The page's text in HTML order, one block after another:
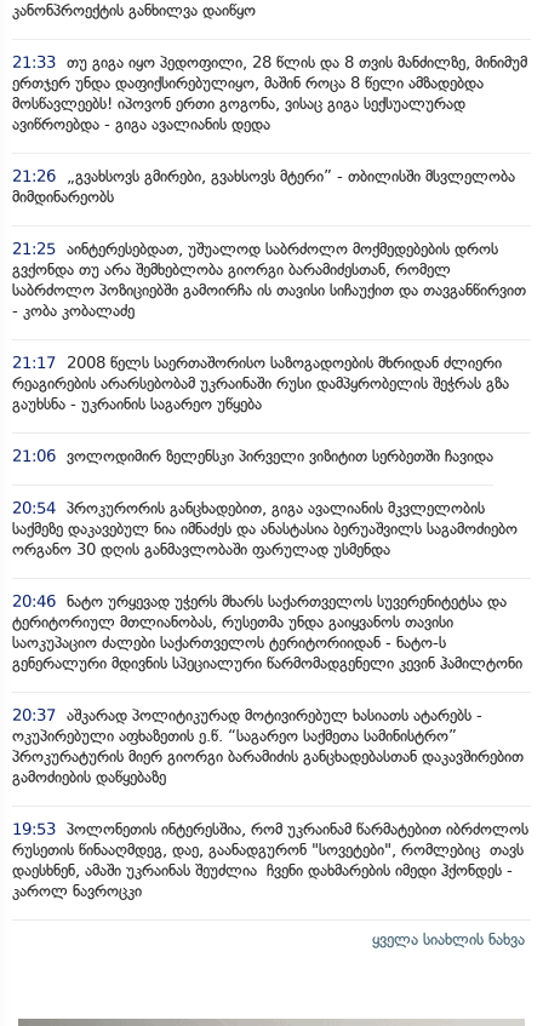
კანონპროექტის განხილვა დაიწყო
21:33 თუ გიგა იყო პედოფილი, 28 წლის და 8 თვის მანძილზე, მინიმუმ
ერთჯერ უნდა დაფიქსირებულიყო, მაშინ როცა 8 წელი ამზადებდა
მოსწავლეებს! იპოვონ ერთი გოგონა, ვისაც გიგა სექსუალურად
ავიწროებდა - გიგა ავალიანის დედა
21:26
„გვახსოვს გმირები, გვახსოვს მტერი” - თბილისში მსვლელობა
მიმდინარეობს
21:25 აინტერესებდათ, უშუალოდ საბრძოლო მოქმედებების დროს
გვქონდა თუ არა შემხებლობა გიორგი ბარამიძესთან, რომელ
საბრძოლო პოზიციებში გამოირჩა ის თავისი სიჩაუქით და თავგანწირვით
- კობა კობალაძე
21:17
2008 წელს საერთაშორისო საზოგადოების მხრიდან ძლიერი
რეაგირების არარსებობამ უკრაინაში რუსი დამპყრობელის შეჭრას გზა
გაუხსნა - უკრაინის საგარეო უწყება
21:06 ვოლოდიმირ ზელენსკი პირველი ვიზიტით სერბეთში ჩავიდა
20:54 პროკურორის განცხადებით, გიგა ავალიანის მკვლელობის
საქმეზე დაკავებულ ნია იმნაძეს და ანასტასია ბერუაშვილს საგამოძიებო
ორგანო 30 დღის განმავლობაში ფარულად უსმენდა
20:46 ნატო ურყევად უჭერს მხარს საქართველოს სუვერენიტეტსა და
ტერიტორიულ მთლიანობას, რუსეთმა უნდა გაიყვანოს თავისი
საოკუპაციო ძალები საქართველოს ტერიტორიიდან - ნატო-ს
გენერალური მდივნის სპეციალური წარმომადგენელი კევინ ჰამილტონი
20:37 აშკარად პოლიტიკურად მოტივირებულ ხასიათს ატარებს -
ოკუპირებული აფხაზეთის ე.წ. “საგარეო საქმეთა სამინისტრო”
პროკურატურის მიერ გიორგი ბარამიძის განცხადებასთან დაკავშირებით
გამოძიების დაწყებაზე
19:53 პოლონეთის ინტერესშია, რომ უკრაინამ წარმატებით იბრძოლოს
რუსეთის წინააღმდეგ, დაე, გაანადგურონ "სოვეტები", რომლებიც თავს
დაესხნენ, ამაში უკრაინას შეუძლია ჩვენი დახმარების იმედი ჰქონდეს -
კაროლ ნავროცკი
ყველა სიახლის ნახვა